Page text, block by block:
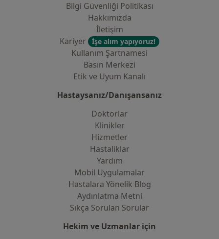
Bilgi Güvenliği Politikası
Hakkımızda
İletişim
Kariyer
İşe alım yapıyoruz!
Kullanım Şartnamesi
Basın Merkezi
Etik ve Uyum Kanalı
Hastaysanız/Danışansanız
Doktorlar
Klinikler
Hizmetler
Hastaliklar
Yardım
Mobil Uygulamalar
Hastalara Yönelik Blog
Aydınlatma Metni
Sıkça Sorulan Sorular
Hekim ve Uzmanlar için